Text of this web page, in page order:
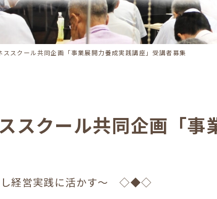
スクール共同企画「事業展開力養成実践講座」受講者募集
スクール共同企画「事
経営実践に活かす～ ◇◆◇